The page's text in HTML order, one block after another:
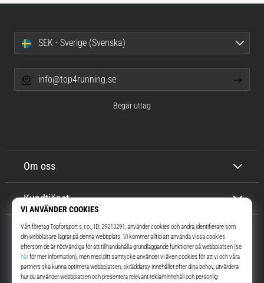
Om oss
Kundtjänst
SEK - Sverige (Svenska)
info@top4running.se
Begär uttag